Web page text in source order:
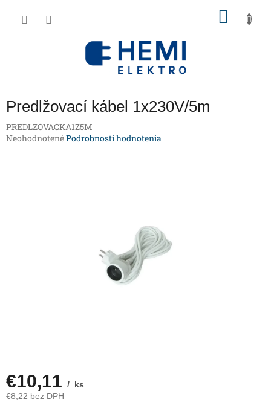
Predlžovací kábel 1x230V/5m
PREDLZOVACKA1Z5M
Priemerné
NeohodnotenéPodrobnosti hodnotenia
€10,11 / ks
€8,22 bez DPH